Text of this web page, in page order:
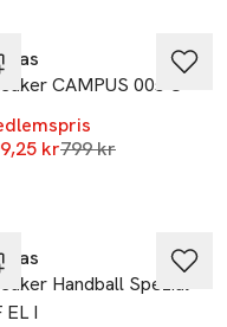
CAMPUS 00s C
krLägsta pris 30
799 kr
Handball Spezial
EL I